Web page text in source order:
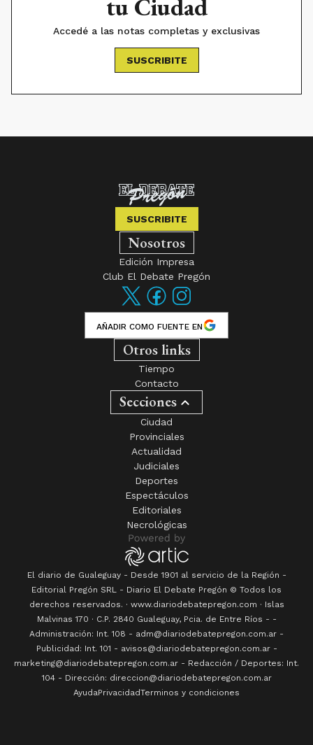
tu Ciudad
Accedé a las notas completas y exclusivas
SUSCRIBITE
SUSCRIBITE
Nosotros
Edición Impresa
Club El Debate Pregón
AÑADIR COMO FUENTE EN
Otros links
Tiempo
Contacto
Secciones
Ciudad
Provinciales
Actualidad
Judiciales
Deportes
Espectáculos
Editoriales
Necrológicas
El diario de Gualeguay - Desde 1901 al servicio de la Región -
Editorial Pregón SRL
- Diario El Debate Pregón © Todos los
derechos reservados. · www.diariodebatepregon.com · Islas
Malvinas 170 · C.P. 2840 Gualeguay, Pcia. de Entre Ríos - -
Administración: Int. 108 - adm@diariodebatepregon.com.ar -
Publicidad: Int. 101 - avisos@diariodebatepregon.com.ar -
marketing@diariodebatepregon.com.ar - Redacción / Deportes: Int.
104 - Dirección: direccion@diariodebatepregon.com.ar
AyudaPrivacidadTerminos y condiciones